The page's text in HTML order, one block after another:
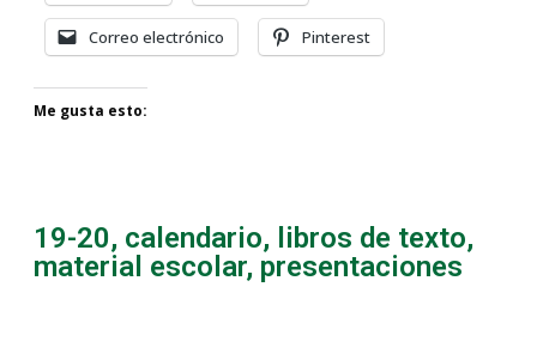
Correo electrónico Pinterest
Me gusta esto:
19-20, calendario, libros de texto,
material escolar, presentaciones